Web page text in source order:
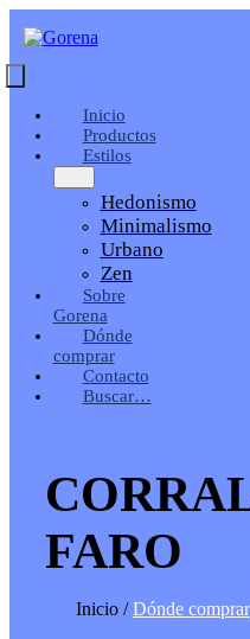
contenido
Toggle
Inicio
Productos
Estilos
Hedonismo
Minimalismo
Urbano
Zen
Sobre
Gorena
Dónde
comprar
Contacto
Buscar…
FARO
Inicio /Dónde comprar